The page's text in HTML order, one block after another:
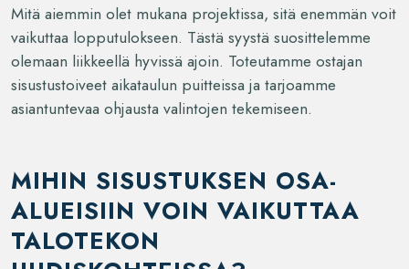
Mitä aiemmin olet mukana projektissa, sitä enemmän voit
vaikuttaa lopputulokseen. Tästä syystä suosittelemme
olemaan liikkeellä hyvissä ajoin. Toteutamme ostajan
sisustustoiveet aikataulun puitteissa ja tarjoamme
asiantuntevaa ohjausta valintojen tekemiseen.
MIHIN SISUSTUKSEN OSA-
ALUEISIIN VOIN VAIKUTTAA
TALOTEKON